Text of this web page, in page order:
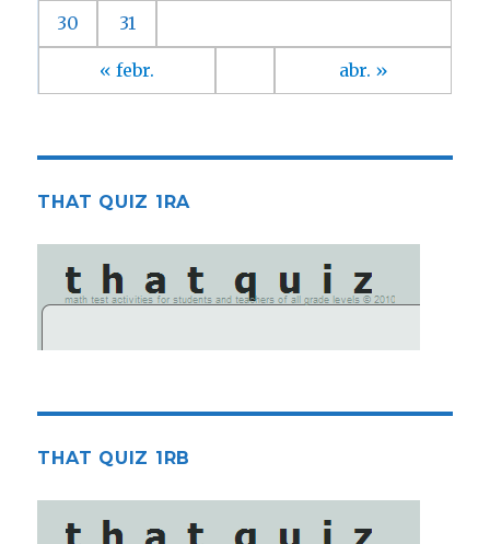
« febr. abr. »
30 31
THAT QUIZ 1RA
THAT QUIZ 1RB